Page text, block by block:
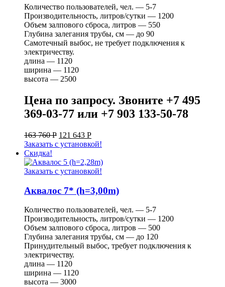
Количество пользователей, чел. — 5-7
Производительность, литров/сутки — 1200
Объем залпового сброса, литров — 550
Глубина залегания трубы, см — до 90
Самотечный выбос, не требует подключения к
электричеству.
длина — 1120
ширина — 1120
высота — 2500
Цена по запросу. Звоните +7 495
369-03-77 или +7 903 133-50-78
163 760Р 121 643 Р
Заказать с установкой!
Скидка!
Заказать с установкой!
Аквалос 7* (h=3,00m)
Количество пользователей, чел. — 5-7
Производительность, литров/сутки — 1200
Объем залпового сброса, литров — 500
Глубина залегания трубы, см — до 120
Принудительный выбос, требует подключения к
электричеству.
длина — 1120
ширина — 1120
высота — 3000